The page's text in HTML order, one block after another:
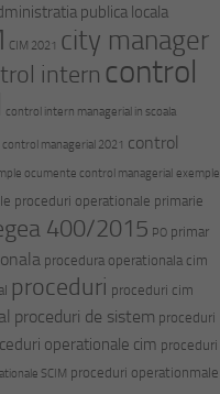
publica locala
CIM 2021 city manager
intern control
control intern managerial in scoala
control managerial 2021 control
ocumente control managerial exemple
proceduri operationale primarie
400/2015 PO primar
procedura operationala cim
proceduri proceduri cim
proceduri de sistem proceduri
operationale cim proceduri
SCIM proceduri operationmale